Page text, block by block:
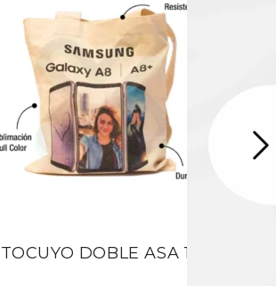
DOBLE ASA 115GR DE